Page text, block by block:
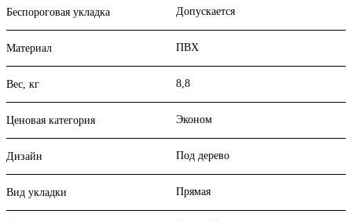
Беспороговая укладка Допускается
Материал ПВХ
Вес, кг 8,8
Ценовая категория Эконом
Дизайн Под дерево
Вид укладки Прямая